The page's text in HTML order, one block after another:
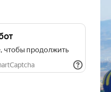
чтобы продолжить